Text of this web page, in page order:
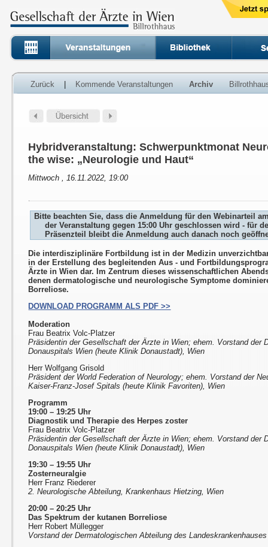
Zurück Kommende Veranstaltungen Archiv
Hybridveranstaltung: Schwerpunktmonat
the wise: „Neurologie und Haut“
Mittwoch , 16.11.2022, 19:00
Bitte beachten Sie, dass die Anmeldung für den Webinarteil
der Veranstaltung gegen 15:00 Uhr geschlossen wird - für
Präsenzteil bleibt die Anmeldung auch danach noch
Die interdisziplinäre Fortbildung ist in der Medizin
in der Erstellung des begleitenden Aus - und
Ärzte in Wien dar. Im Zentrum dieses wissenschaftlichen
denen dermatologische und neurologische Symptome
Borreliose.
DOWNLOAD PROGRAMM ALS PDF >>
Moderation
Frau Beatrix Volc-Platzer
Präsidentin der Gesellschaft der Ärzte in Wien; ehem. Vorstand der
Donauspitals Wien (heute Klinik Donaustadt), Wien
Herr Wolfgang Grisold
Präsident der World Federation of Neurology; ehem. Vorstand der
Kaiser-Franz-Josef Spitals (heute Klinik Favoriten), Wien
Programm
19:00 – 19:25 Uhr
Diagnostik und Therapie des Herpes zoster
Frau Beatrix Volc-Platzer
Präsidentin der Gesellschaft der Ärzte in Wien; ehem. Vorstand der
Donauspitals Wien (heute Klinik Donaustadt), Wien
19:30 – 19:55 Uhr
Zosterneuralgie
Herr Franz Riederer
2. Neurologische Abteilung, Krankenhaus Hietzing, Wien
20:00 – 20:25 Uhr
Das Spektrum der kutanen Borreliose
Herr Robert Müllegger
Vorstand der Dermatologischen Abteilung des